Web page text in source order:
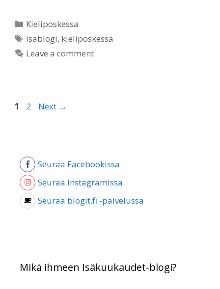
Categories
Kieliposkessa
Tags
isäblogi, kieliposkessa
Leave a comment
Page
1 Page
2 Next →
Seuraa Facebookissa
Seuraa Instagramissa
Seuraa blogit.fi -palvelussa
Mikä ihmeen Isäkuukaudet-blogi?